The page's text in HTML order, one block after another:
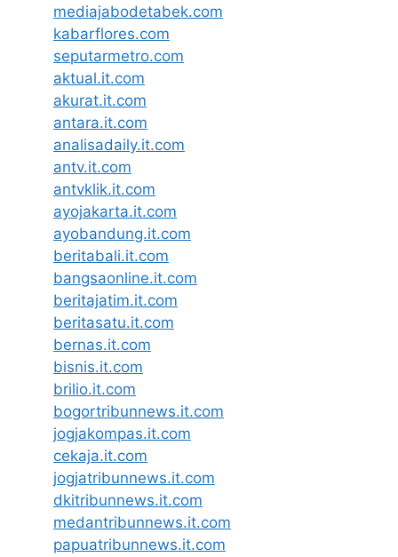
mediajabodetabek.com
kabarflores.com
seputarmetro.com
aktual.it.com
akurat.it.com
antara.it.com
analisadaily.it.com
antv.it.com
antvklik.it.com
ayojakarta.it.com
ayobandung.it.com
beritabali.it.com
bangsaonline.it.com
beritajatim.it.com
beritasatu.it.com
bernas.it.com
bisnis.it.com
brilio.it.com
bogortribunnews.it.com
jogjakompas.it.com
cekaja.it.com
jogjatribunnews.it.com
dkitribunnews.it.com
medantribunnews.it.com
papuatribunnews.it.com